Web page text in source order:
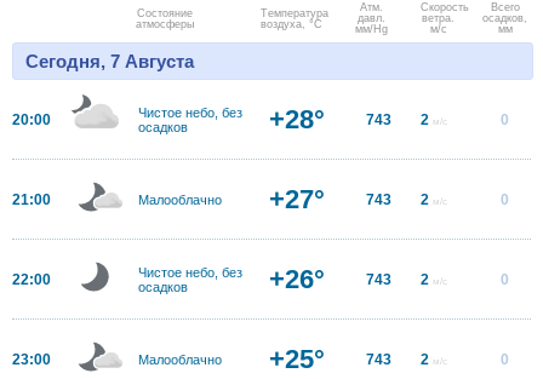
Состояние
атмосферы
Температура
воздуха, °C
Атм.
давл.
мм/Hg
Скорость
ветра.
м/с
Всего
осадков,
мм
Сегодня, 7 Августа
20:00
Чистое небо, без
осадков
+28° 743 2 м/с 0
21:00 Малооблачно +27° 743 2 м/с 0
22:00
Чистое небо, без
осадков
+26° 743 2 м/с 0
23:00 Малооблачно +25° 743 2 м/с 0